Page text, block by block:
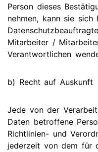
Person dieses
nehmen, kann sie sich
Mitarbeiter /
Verantwortlichen
b) Recht auf Auskunft
Jede von der
Daten betroffene
Richtlinien- und
jederzeit von dem für